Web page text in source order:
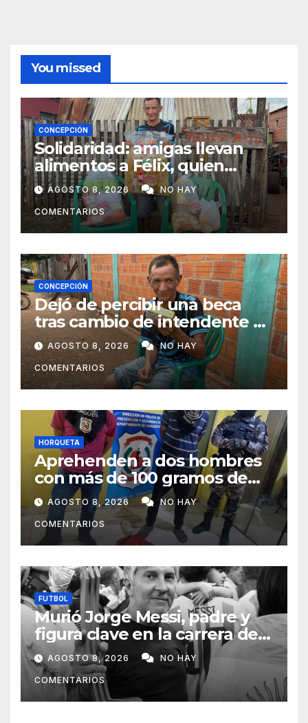
You missed
CONCEPCIÓN
Solidaridad: amigas llevan
alimentos a Félix, quien
ahora vende caramelos para
subsistir
AGOSTO 8, 2026 NO HAY
COMENTARIOS
CONCEPCIÓN
Dejó de percibir una beca
tras cambio de intendente y
ahora vende caramelos para
subsistir
AGOSTO 8, 2026 NO HAY
COMENTARIOS
HORQUETA
Aprehenden a dos hombres
con más de 100 gramos de
supuesta marihuana en
Horqueta
AGOSTO 8, 2026 NO HAY
COMENTARIOS
FUTBOL
Murió Jorge Messi, padre y
figura clave en la carrera de
Lionel Messi
AGOSTO 8, 2026 NO HAY
COMENTARIOS